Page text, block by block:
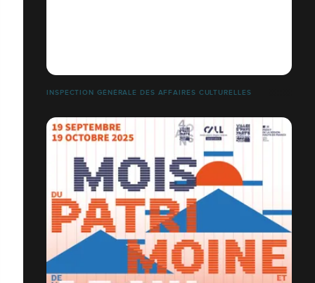
INSPECTION GÉNÉRALE DES AFFAIRES CULTURELLES